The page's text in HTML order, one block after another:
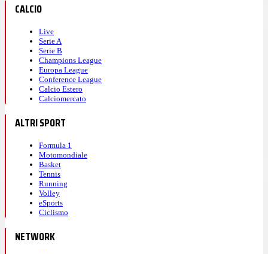
CALCIO
Live
Serie A
Serie B
Champions League
Europa League
Conference League
Calcio Estero
Calciomercato
ALTRI SPORT
Formula 1
Motomondiale
Basket
Tennis
Running
Volley
eSports
Ciclismo
NETWORK